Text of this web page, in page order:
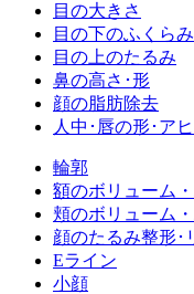
目の大きさ
目の下のふくら
目の上のたるみ
鼻の高さ･形
顔の脂肪除去
人中･唇の形･ア
輪郭
額のボリューム・
頬のボリューム
顔のたるみ整形･
Eライン
小顔